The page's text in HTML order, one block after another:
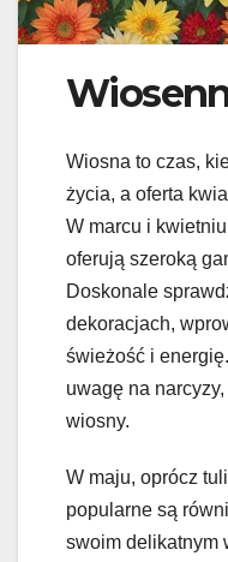
Wiosna to czas,
życia, a oferta
W marcu i
oferują szeroką
Doskonale
dekoracjach,
świeżość i
uwagę na
wiosny.
W maju, oprócz
popularne są
swoim delikatnym